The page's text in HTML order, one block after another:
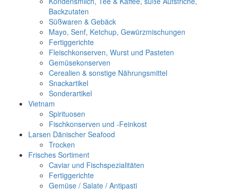
Backzutaten
Süßwaren & Gebäck
Mayo, Senf, Ketchup, Gewürzmischungen
Fertiggerichte
Fleischkonserven, Wurst und Pasteten
Gemüsekonserven
Cerealien & sonstige Nährungsmittel
Snackartikel
Sonderartikel
Vietnam
Spirituosen
Fischkonserven und -Feinkost
Larsen Dänischer Seafood
Trocken
Frisches Sortiment
Caviar und Fischspezialitäten
Fertiggerichte
Gemüse / Salate / Antipasti